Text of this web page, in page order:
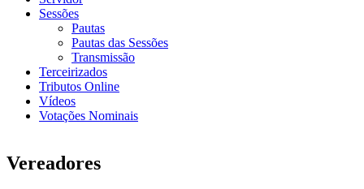
Sessões
Pautas
Pautas das Sessões
Transmissão
Terceirizados
Tributos Online
Vídeos
Votações Nominais
Vereadores